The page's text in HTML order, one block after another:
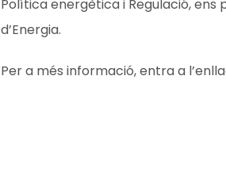
Política energètica i Regulació, ens
d’Energia.
Per a més informació, entra a